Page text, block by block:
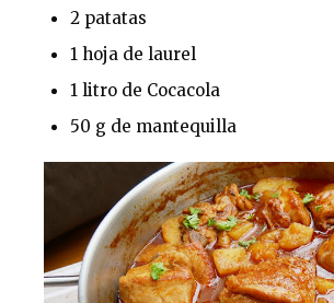
2 patatas
1 hoja de laurel
1 litro de Cocacola
50 g de mantequilla